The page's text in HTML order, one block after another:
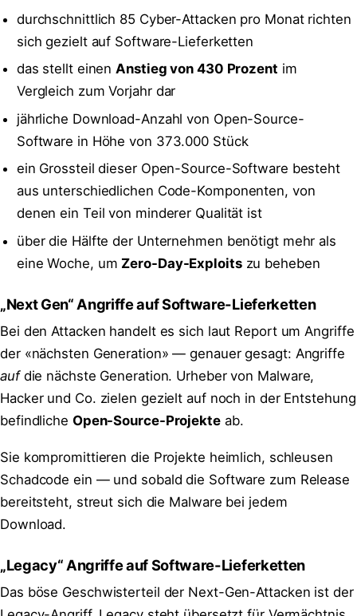
durchschnittlich 85 Cyber-Attacken pro Monat richten
sich gezielt auf Software-Lieferketten
das stellt einenAnstieg von 430 Prozent im
Vergleich zum Vorjahr dar
jährliche Download-Anzahl von Open-Source-
Software in Höhe von 373.000 Stück
ein Grossteil dieser Open-Source-Software besteht
aus unterschiedlichen Code-Komponenten, von
denen ein Teil von minderer Qualität ist
über die Hälfte der Unternehmen benötigt mehr als
eine Woche, um Zero-Day-Exploitszu beheben
„Next Gen“ Angriffe auf Software-Lieferketten
Bei den Attacken handelt es sich laut Report um Angriffe
der «nächsten Generation» — genauer gesagt: Angriffe
aufdie nächste Generation. Urheber von Malware,
Hacker und Co. zielen gezielt auf noch in der Entstehung
befindliche Open-Source-Projekteab.
Sie kompromittieren die Projekte heimlich, schleusen
Schadcode ein — und sobald die Software zum Release
bereitsteht, streut sich die Malware bei jedem
Download.
„Legacy“ Angriffe auf Software-Lieferketten
Das böse Geschwisterteil der Next-Gen-Attacken ist der